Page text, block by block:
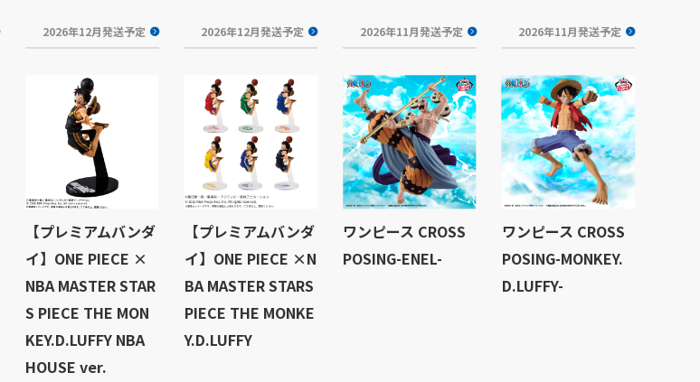
2026年12月発送予定 2026年12月発送予定 2026年11月発送予定 2026年11月発送予定
【プレミアムバンダ
イ】ONE PIECE ×
NBA MASTER STAR
S PIECE THE MON
KEY.D.LUFFY NBA
HOUSE ver.
【プレミアムバンダ
イ】ONE PIECE ×N
BA MASTER STARS
PIECE THE MONKE
Y.D.LUFFY
ワンピース CROSS
POSING-ENEL-
ワンピース CROSS
POSING-MONKEY.
D.LUFFY-